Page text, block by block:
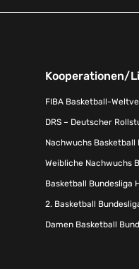
Kooperationen/
FIBA Basketball-
DRS – Deutscher
Nachwuchs
Weibliche Nachwuchs
Basketball Bundesliga
2. Basketball
Damen Basketball